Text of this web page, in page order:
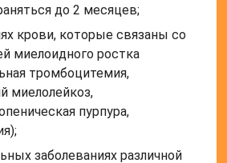
до 2 месяцев;
крови, которые связаны со
миелоидного ростка
тромбоцитемия,
миелолейкоз,
пурпура,
заболеваниях различной